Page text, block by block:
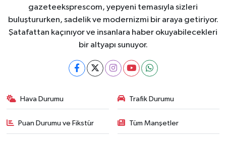
gazeteeksprescom, yepyeni temasıyla sizleri
buluştururken, sadelik ve modernizmi bir araya getiriyor.
Şatafattan kaçınıyor ve insanlara haber okuyabilecekleri
bir altyapı sunuyor.
Hava Durumu Trafik Durumu
Puan Durumu ve Fikstür Tüm Manşetler